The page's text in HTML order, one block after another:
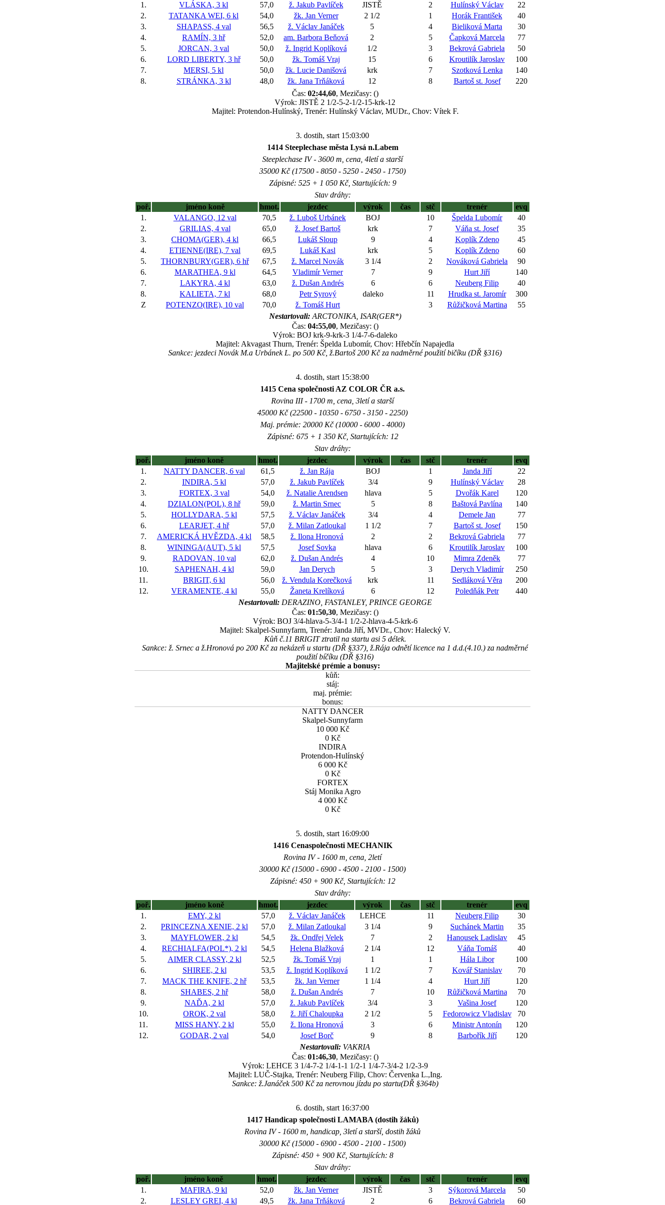
1.
VLÁSKA, 3 kl 57,0 ž. Jakub Pavlíček JISTĚ 2 Hulínský Václav
22
2.
TATANKA WEI, 6 kl 54,0 žk. Jan Verner 2 1/2 1 Horák František
40
3.
SHAPASS, 4 val 56,5 ž. Václav Janáček 5 4 Bieliková Marta
30
4.
RAMÍN, 3 hř 52,0 am. Barbora Beňová 2 5 Čapková Marcela
77
5.
JORCAN, 3 val 50,0 ž. Ingrid Koplíková 1/2 3 Bekrová Gabriela
50
6.
LORD LIBERTY, 3 hř 50,0 žk. Tomáš Vraj 15 6 Kroutilík Jaroslav
100
7.
MERSI, 5 kl 50,0 žk. Lucie Danišová krk 7 Szotková Lenka
140
8.
STRÁNKA, 3 kl 48,0 žk. Jana Trňáková 12 8 Bartoš st. Josef
220
Čas: 02:44,60, Mezičasy: ()
Výrok: JISTĚ 2 1/2-5-2-1/2-15-krk-12
Majitel: Protendon-Hulínský, Trenér: Hulínský Václav, MUDr., Chov: Vítek F.
3. dostih, start 15:03:00
1414 Steeplechase města Lysá n.Labem
Steeplechase IV - 3600 m, cena, 4letí a starší
35000 Kč (17500 - 8050 - 5250 - 2450 - 1750)
Zápisné: 525 + 1 050 Kč, Startujících: 9
Stav dráhy:
poř.
jméno koně hmot. jezdec výrok čas stč trenér
evq
1.
VALANGO, 12 val 70,5 ž. Luboš Urbánek BOJ 10 Špelda Lubomír
40
2.
GRILIAS, 4 val 65,0 ž. Josef Bartoš krk 7 Váňa st. Josef
35
3.
CHOMA(GER), 4 kl 66,5 Lukáš Sloup 9 4 Koplík Zdeno
45
4.
ETIENNE(IRE), 7 val 69,5 Lukáš Kasl krk 5 Koplík Zdeno
60
5.
THORNBURY(GER), 6 hř 67,5 ž. Marcel Novák 3 1/4 2 Nováková Gabriela
90
6.
MARATHEA, 9 kl 64,5 Vladimír Verner 7 9 Hurt Jiří
140
7.
LAKYRA, 4 kl 63,0 ž. Dušan Andrés 6 6 Neuberg Filip
40
8.
KALIETA, 7 kl 68,0 Petr Syrový daleko 11 Hrudka st. Jaromír
300
Z
POTENZO(IRE), 10 val 70,0 ž. Tomáš Hurt 3 Růžičková Martina
55
Nestartovali:ARCTONIKA, ISAR(GER*)
Čas: 04:55,00, Mezičasy: ()
Výrok: BOJ krk-9-krk-3 1/4-7-6-daleko
Majitel: Akvagast Thurn, Trenér: Špelda Lubomír, Chov: Hřebčín Napajedla
Sankce: jezdeci Novák M.a Urbánek L. po 500 Kč, ž.Bartoš 200 Kč za nadměrné použití bičíku (DŘ §316)
4. dostih, start 15:38:00
1415 Cena společnosti AZ COLOR ČR a.s.
Rovina III - 1700 m, cena, 3letí a starší
45000 Kč (22500 - 10350 - 6750 - 3150 - 2250)
Maj. prémie: 20000 Kč (10000 - 6000 - 4000)
Zápisné: 675 + 1 350 Kč, Startujících: 12
Stav dráhy:
poř.
jméno koně hmot. jezdec výrok čas stč trenér
evq
1.
NATTY DANCER, 6 val 61,5 ž. Jan Rája BOJ 1 Janda Jiří
22
2.
INDIRA, 5 kl 57,0 ž. Jakub Pavlíček 3/4 9 Hulínský Václav
28
3.
FORTEX, 3 val 54,0 ž. Natalie Arendsen hlava 5 Dvořák Karel
120
4.
DZIALON(POL), 8 hř 59,0 ž. Martin Srnec 5 8 Baštová Pavlína
140
5.
HOLLYDARA, 5 kl 57,5 ž. Václav Janáček 3/4 4 Demele Jan
77
6.
LEARJET, 4 hř 57,0 ž. Milan Zatloukal 1 1/2 7 Bartoš st. Josef
150
7.
AMERICKÁ HVĚZDA, 4 kl 58,5 ž. Ilona Hronová 2 2 Bekrová Gabriela
77
8.
WININGA(AUT), 5 kl 57,5 Josef Sovka hlava 6 Kroutilík Jaroslav
100
9.
RADOVAN, 10 val 62,0 ž. Dušan Andrés 4 10 Mimra Zdeněk
77
10.
SAPHENAH, 4 kl 59,0 Jan Derych 5 3 Derych Vladimír
250
11.
BRIGIT, 6 kl 56,0 ž. Vendula Korečková krk 11 Sedláková Věra
200
12.
VERAMENTE, 4 kl 55,0 Žaneta Krelíková 6 12 Poledňák Petr
440
Nestartovali:DERAZINO, FASTANLEY, PRINCE GEORGE
Čas: 01:50,30, Mezičasy: ()
Výrok: BOJ 3/4-hlava-5-3/4-1 1/2-2-hlava-4-5-krk-6
Majitel: Skalpel-Sunnyfarm, Trenér: Janda Jiří, MVDr., Chov: Halecký V.
Kůň č.11 BRIGIT ztratil na startu asi 5 délek.
Sankce: ž. Srnec a ž.Hronová po 200 Kč za nekázeň u startu (DŘ §337), ž.Rája odnětí licence na 1 d.d.(4.10.) za nadměrné
použití bíčíku (DŘ §316)
Majitelské prémie a bonusy:
kůň:
stáj:
maj. prémie:
bonus:
NATTY DANCER
Skalpel-Sunnyfarm
10 000 Kč
0 Kč
INDIRA
Protendon-Hulínský
6 000 Kč
0 Kč
FORTEX
Stáj Monika Agro
4 000 Kč
0 Kč
5. dostih, start 16:09:00
1416 Cenaspolečnosti MECHANIK
Rovina IV - 1600 m, cena, 2letí
30000 Kč (15000 - 6900 - 4500 - 2100 - 1500)
Zápisné: 450 + 900 Kč, Startujících: 12
Stav dráhy:
poř.
jméno koně hmot. jezdec výrok čas stč trenér
evq
1.
EMY, 2 kl 57,0 ž. Václav Janáček LEHCE 11 Neuberg Filip
30
2.
PRINCEZNA XENIE, 2 kl 57,0 ž. Milan Zatloukal 3 1/4 9 Suchánek Martin
35
3.
MAYFLOWER, 2 kl 54,5 žk. Ondřej Velek 7 2 Hanousek Ladislav
45
4.
RECHIALFA(POL*), 2 kl 54,5 Helena Blažková 2 1/4 12 Váňa Tomáš
40
5.
AIMER CLASSY, 2 kl 52,5 žk. Tomáš Vraj 1 1 Hála Libor
100
6.
SHIREE, 2 kl 53,5 ž. Ingrid Koplíková 1 1/2 7 Kovář Stanislav
70
7.
MACK THE KNIFE, 2 hř 53,5 žk. Jan Verner 1 1/4 4 Hurt Jiří
120
8.
SHABES, 2 hř 58,0 ž. Dušan Andrés 7 10 Růžičková Martina
70
9.
NAĎA, 2 kl 57,0 ž. Jakub Pavlíček 3/4 3 Vašina Josef
120
10.
OROK, 2 val 58,0 ž. Jiří Chaloupka 2 1/2 5 Fedorowicz Vladislav
70
11.
MISS HANY, 2 kl 55,0 ž. Ilona Hronová 3 6 Ministr Antonín
120
12.
GODAR, 2 val 54,0 Josef Borč 9 8 Barbořík Jiří
120
Nestartovali: VAKRIA
Čas: 01:46,30, Mezičasy: ()
Výrok: LEHCE 3 1/4-7-2 1/4-1-1 1/2-1 1/4-7-3/4-2 1/2-3-9
Majitel: LUČ-Stajka, Trenér: Neuberg Filip, Chov: Červenka L.,Ing.
Sankce: ž.Janáček 500 Kč za nerovnou jízdu po startu(DŘ §364b)
6. dostih, start 16:37:00
1417 Handicap společnosti LAMABA (dostih žáků)
Rovina IV - 1600 m, handicap, 3letí a starší, dostih žáků
30000 Kč (15000 - 6900 - 4500 - 2100 - 1500)
Zápisné: 450 + 900 Kč, Startujících: 8
Stav dráhy:
poř.
jméno koně hmot. jezdec výrok čas stč trenér
evq
1.
MAFIRA, 9 kl 52,0 žk. Jan Verner JISTĚ 3 Sýkorová Marcela
50
2.
LESLEY GREI, 4 kl 49,5 žk. Jana Trňáková 2 6 Bekrová Gabriela 60